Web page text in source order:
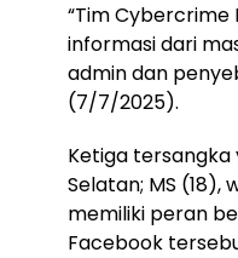
“Tim
informasi dari
admin dan
(7/7/2025).
Ketiga tersangka
Selatan; MS (18),
memiliki peran
Facebook